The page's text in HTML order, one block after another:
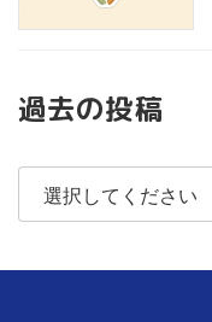
過去の投稿